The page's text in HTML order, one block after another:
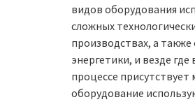
видов оборудования
сложных
производствах, а также
энергетики, и везде
процессе
оборудование